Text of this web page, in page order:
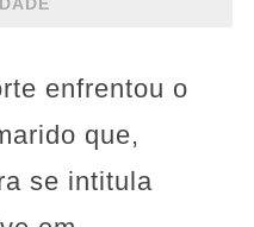
enfrentou o
que,
se intitula